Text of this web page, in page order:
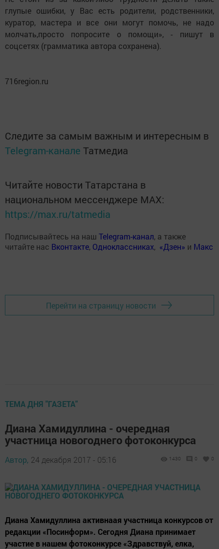
глупые ошибки, у Вас есть родители, родственники,
куратор, мастера и все они могут помочь, не надо
молчать,просто попросите о помощи», - пишут в
соцсетях (грамматика автора сохранена).
716region.ru
Следите за самым важным и интересным в
Telegram-канале Татмедиа
Читайте новости Татарстана в
национальном мессенджере MАХ:
https://max.ru/tatmedia
Подписывайтесь на наш Telegram-канал, а также
читайте нас Вконтакте, Одноклассниках, «Дзен» и Макс
Перейти на страницу новости
ТЕМА ДНЯ "ГАЗЕТА"
Диана Хамидуллина - очередная
участница новогоднего фотоконкурса
Автор, 24 декабря 2017 - 05:16 1430 0 0
Диана Хамидуллина активнаая участница конкурсов от
редакции «Посинформ». Сегодня Диана принимает
участие в нашем фотоконкурсе «Здравствуй, елка,